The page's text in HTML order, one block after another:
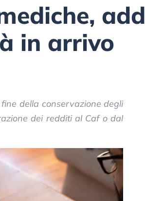
in arrivo
della conservazione degli
dei redditi al Caf o dal